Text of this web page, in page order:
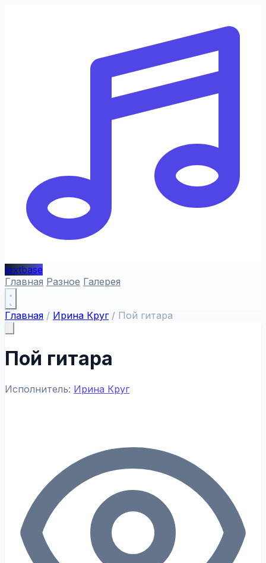
textbase
Главная Разное Галерея
Главная / Ирина Круг / Пой гитара
Пой гитара
Исполнитель: Ирина Круг